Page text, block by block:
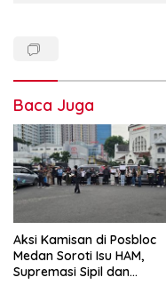
Baca Juga
Aksi Kamisan di Posbloc
Medan Soroti Isu HAM,
Supremasi Sipil dan